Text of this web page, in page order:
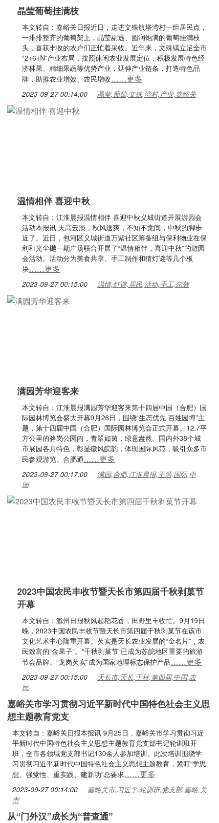
晶莹葡萄挂满枝
本文转自：嘉峪关日报近日，走进文殊镇塔湾村一组居民点，
一排排整齐的葡萄架上，晶莹剔透、圆润饱满的葡萄挂满枝
头，喜获丰收的农户们正忙着采收。近年来，文殊镇立足全市
“2+6+N”产业布局，按照休闲农业发展定位，积极发展特色经
济林果、精细果蔬等优势产业，延伸产业链条，打造特色品
牌，助推农业增效、农民增收……更多
2023-09-27 00:14:00 晶莹,葡萄,文殊,湾村,产业,嘉峪关
温情相伴 喜迎中秋
本文转自：江淮晨报温情相伴 喜迎中秋义城街道开展游园会
活动本报讯 天高云淡，秋风送爽，不知不觉间，中秋的脚步
近了。近日，包河区义城街道万紫社区筹备组与保利物业在保
利和光尘樾一期广场联合开展了“温情相伴，喜迎中秋”的游园
会活动。活动分为美食共享、手工制作和猜灯谜等几个板
块……更多
2023-09-27 00:15:00 温情,灯谜,居民,活动,手工,尔敦
满园芳华迎客来
本文转自：江淮晨报满园芳华迎客来第十四届中国（合肥）国
际园林博览会盛大开幕9月26日，围绕“生态优先 百姓园博”主
题，第十四届中国（合肥）国际园林博览会正式开幕。12.7平
方公里的骆岗公园内，青翠如茵，绿意盎然。国内外38个城
市展园各具特色，彰显徽风皖韵，体现国际风范，吸引众多市
民参观游览。合肥通……更多
2023-09-27 00:17:00
满园,合肥,江淮晨报,王浩,国际,中
国
2023中国农民丰收节暨天长市第四届千秋剥菓节
开幕
本文转自：滁州日报秋风起稻花香，田野里丰收忙。9月19日
晚，2023中国农民丰收节暨天长市第四届千秋剥菓节在该市
文化艺术中心隆重开幕。芡实是天长农业发展的“金名片”，农
民致富的“金果子”。“千秋剥菓节”已成为苏皖地区重要的旅游
节会品牌。“龙岗芡实”成为国家地理标志保护产品……更多
2023-09-27 00:15:00
天长市,天长,千秋,第四届,中国,农
民
嘉峪关市学习贯彻习近平新时代中国特色社会主义思
想主题教育党支
本文转自：嘉峪关日报本报讯 9月25日，嘉峪关市学习贯彻习近
平新时代中国特色社会主义思想主题教育党支部书记轮训班开
班，全市各领域党支部书记130余人参加培训。此次培训围绕学
习贯彻习近平新时代中国特色社会主义思想主题教育，紧盯“学思
想、强党性、重实践、建新功”总要求……更多
2023-09-27 00:14:00
嘉峪关市,习近平,轮训班,党支部,嘉峪,关
市
从“门外汉”成长为“普查通”